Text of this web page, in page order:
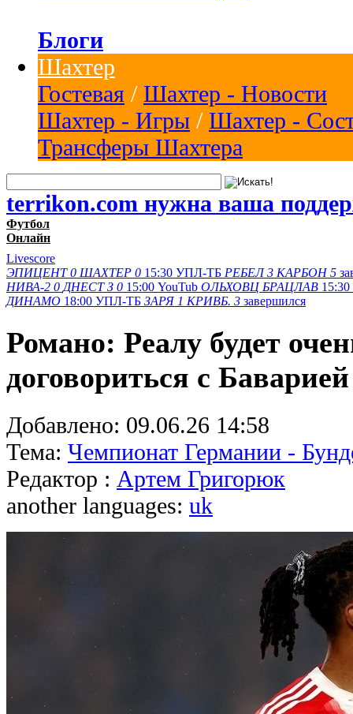
Блоги
Шахтер
Гостевая / Шахтер - Новости
Шахтер - Игры / Шахтер -
Трансферы Шахтера
terrikon.com нужна ваша
Футбол
Онлайн
Livescore
ЭПИЦЕНТ 0 ШАХТЕР 0 15:30 УПЛ-ТБ РЕБЕЛ 3 КАРБОН 5
НИВА-2 0 ДНЕСТ З 0 15:00 YouTub ОЛЬХОВЦ БРАЦЛАВ 15:30
ДИНАМО 18:00 УПЛ-ТБ ЗАРЯ 1 КРИВБ. 3 завершился
Романо: Реалу будет
договориться с
Добавлено: 09.06.26 14:58
Тема: Чемпионат Германии -
Редактор : Артем Григорюк
another languages: uk